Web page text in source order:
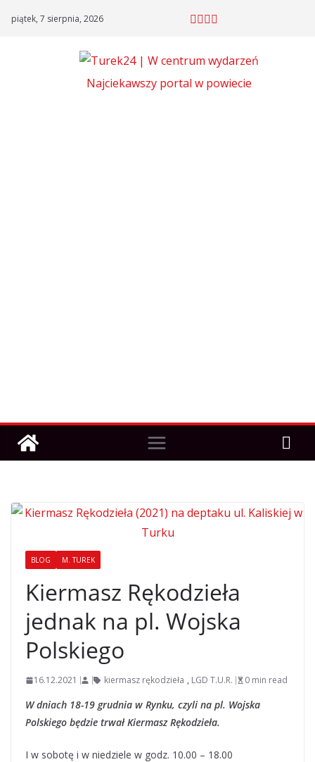
piątek, 7 sierpnia, 2026
Najciekawszy portal w powiecie
BLOG M. TUREK
Kiermasz Rękodzieła
jednak na pl. Wojska
Polskiego
16.12.2021 kiermasz rękodzieła , LGD T.U.R. 0 min read
W dniach 18-19 grudnia w Rynku, czyli na pl. Wojska
Polskiego będzie trwał Kiermasz Rękodzieła.
I w sobotę i w niedziele w godz. 10.00 – 18.00